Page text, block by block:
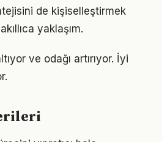
de kişiselleştirmek
yaklaşım.
ve odağı artırıyor. İyi